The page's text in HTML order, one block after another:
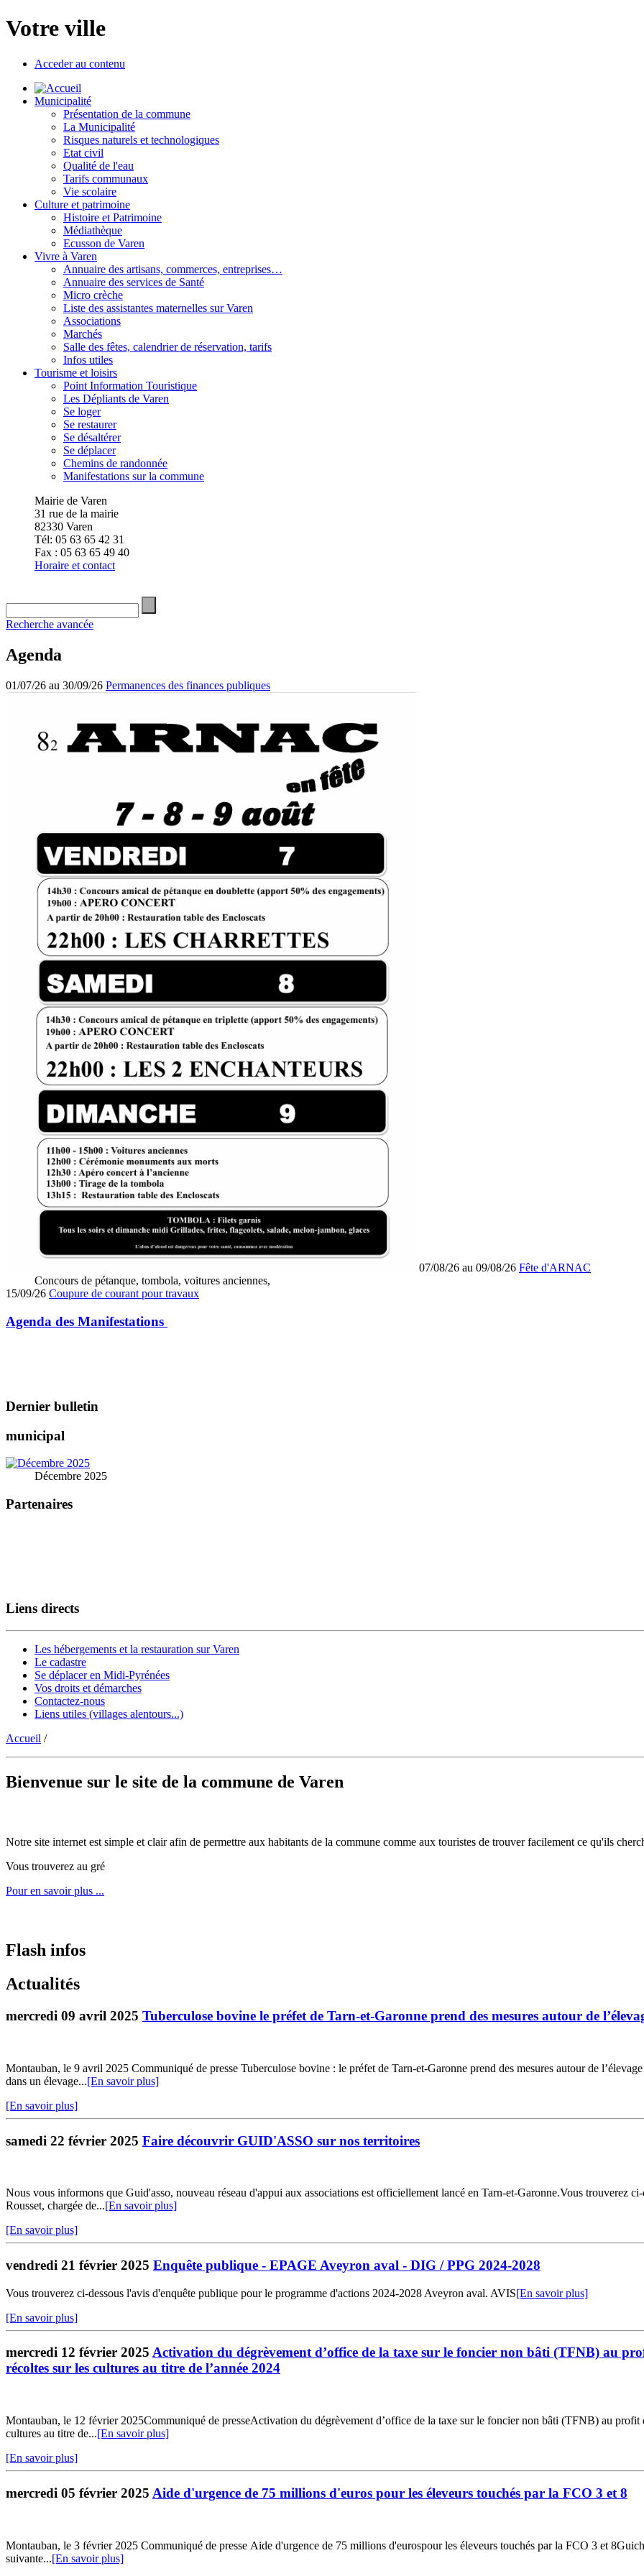
Votre ville
Acceder au contenu
Municipalité
Présentation de la commune
La Municipalité
Risques naturels et technologiques
Etat civil
Qualité de l'eau
Tarifs communaux
Vie scolaire
Culture et patrimoine
Histoire et Patrimoine
Médiathèque
Ecusson de Varen
Vivre à Varen
Annuaire des artisans, commerces, entreprises…
Annuaire des services de Santé
Micro crèche
Liste des assistantes maternelles sur Varen
Associations
Marchés
Salle des fêtes, calendrier de réservation, tarifs
Infos utiles
Tourisme et loisirs
Point Information Touristique
Les Dépliants de Varen
Se loger
Se restaurer
Se désaltérer
Se déplacer
Chemins de randonnée
Manifestations sur la commune
Mairie de Varen
31 rue de la mairie
82330 Varen
Tél: 05 63 65 42 31
Fax : 05 63 65 49 40
Horaire et contact
Recherche avancée
Agenda
01/07/26 au 30/09/26 Permanences des finances publiques
07/08/26 au 09/08/26 Fête d'ARNAC
Concours de pétanque, tombola, voitures anciennes,
15/09/26 Coupure de courant pour travaux
Agenda des Manifestations
Dernier bulletin
municipal
Décembre 2025
Partenaires
Liens directs
Les hébergements et la restauration sur Varen
Le cadastre
Se déplacer en Midi-Pyrénées
Vos droits et démarches
Contactez-nous
Liens utiles (villages alentours...)
Accueil /
Bienvenue sur le site de la commune de Varen
Notre site internet est simple et clair afin de permettre aux habitants de la commune comme aux touristes de trouver facilement ce qu'ils
Vous trouverez au gré
Pour en savoir plus ...
Flash infos
Actualités
mercredi 09 avril 2025 Tuberculose bovine le préfet de Tarn-et-Garonne prend des mesures autour de
Montauban, le 9 avril 2025 Communiqué de presse Tuberculose bovine : le préfet de Tarn-et-Garonne prend des mesures autour de
dans un élevage...[En savoir plus]
[En savoir plus]
samedi 22 février 2025 Faire découvrir GUID'ASSO sur nos territoires
Nous vous informons que Guid'asso, nouveau réseau d'appui aux associations est officiellement lancé en Tarn-et-Garonne.Vous
Rousset, chargée de...[En savoir plus]
[En savoir plus]
vendredi 21 février 2025 Enquête publique - EPAGE Aveyron aval - DIG / PPG 2024-2028
Vous trouverez ci-dessous l'avis d'enquête publique pour le programme d'actions 2024-2028 Aveyron aval. AVIS[En savoir plus]
[En savoir plus]
mercredi 12 février 2025 Activation du dégrèvement d’office de la taxe sur le foncier non bâti (TFNB) au
récoltes sur les cultures au titre de l’année 2024
Montauban, le 12 février 2025Communiqué de presseActivation du dégrèvement d’office de la taxe sur le foncier non bâti (TFNB) au profit
cultures au titre de...[En savoir plus]
[En savoir plus]
mercredi 05 février 2025 Aide d'urgence de 75 millions d'euros pour les éleveurs touchés par la FCO 3 et 8
Montauban, le 3 février 2025 Communiqué de presse Aide d'urgence de 75 millions d'eurospour les éleveurs touchés par la FCO 3 et
suivante...[En savoir plus]